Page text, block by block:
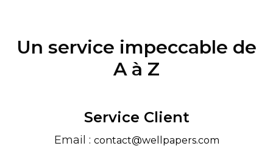
Un service impeccable de
A à Z
Service Client
Email : contact@wellpapers.com